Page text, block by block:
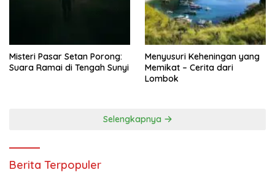
Misteri Pasar Setan Porong:
Suara Ramai di Tengah Sunyi
Menyusuri Keheningan yang
Memikat – Cerita dari
Lombok
Selengkapnya
Berita Terpopuler